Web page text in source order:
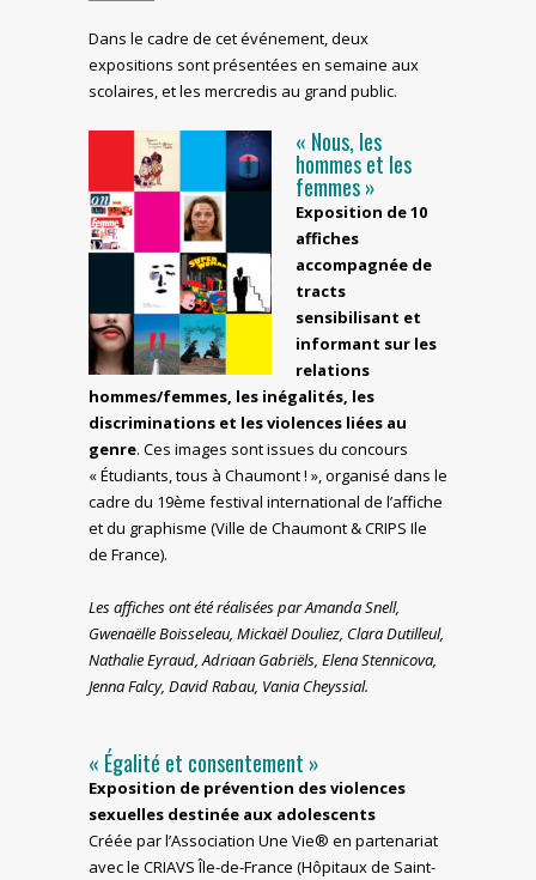
Dans le cadre de cet événement, deux
expositions sont présentées en semaine aux
scolaires, et les mercredis au grand public.
« Nous, les
hommes et les
femmes »
Exposition de 10
affiches
accompagnée de
tracts
sensibilisant et
informant sur les
relations
hommes/femmes, les inégalités, les
discriminations et les violences liées au
genre. Ces images sont issues du concours
« Étudiants, tous à Chaumont ! », organisé dans le
cadre du 19ème festival international de l’affiche
et du graphisme (Ville de Chaumont & CRIPS Ile
de France).
Les affiches ont été réalisées par Amanda Snell,
Gwenaëlle Boisseleau, Mickaël Douliez, Clara Dutilleul,
Nathalie Eyraud, Adriaan Gabriëls, Elena Stennicova,
Jenna Falcy, David Rabau, Vania Cheyssial.
« Égalité et consentement »
Exposition de prévention des violences
sexuelles destinée aux adolescents
Créée par l’Association Une Vie® en partenariat
avec le CRIAVS Île-de-France (Hôpitaux de Saint-